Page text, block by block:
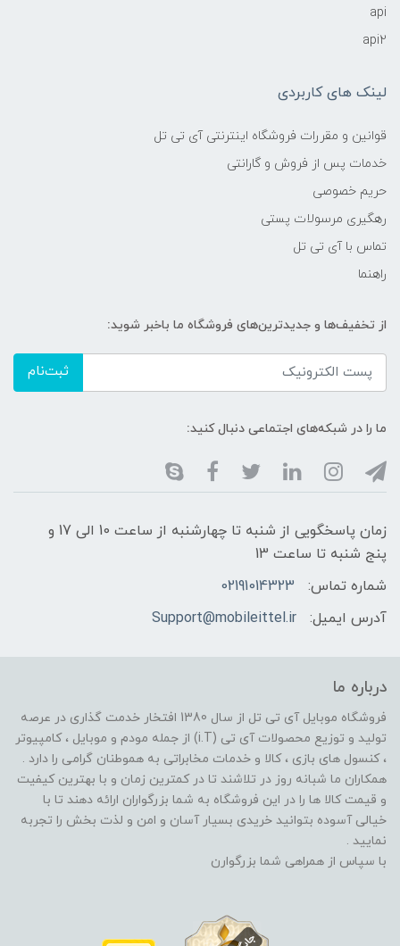
api
api2
لینک های کاربردی
قوانین و مقررات فروشگاه اینترنتی آی تی تل
خدمات پس از فروش و گارانتی
حریم خصوصی
رهگیری مرسولات پستی
تماس با آی تی تل
راهنما
از تخفیف‌ها و جدیدترین‌های فروشگاه ما باخبر شوید:
ثبت‌نام
ما را در شبکه‌های اجتماعی دنبال کنید:
زمان پاسخگویی از شنبه تا چهارشنبه از ساعت 10 الی 17 و
پنج شنبه تا ساعت 13
شماره تماس:
02191014323
آدرس ایمیل:
Support@mobileittel.ir
درباره ما
فروشگاه موبایل آی تی تل از سال 1380 افتخار خدمت گذاری در عرصه
تولید و توزیع محصولات آی تی (i.T) از جمله مودم و موبایل ، کامپیوتر
، کنسول های بازی ، کالا و خدمات مخابراتی به هموطنان گرامی را دارد .
همکاران ما شبانه روز در تلاشند تا در کمترین زمان و با بهترین کیفیت
و قیمت کالا ها را در این فروشگاه به شما بزرگواران ارائه دهند تا با
خیالی آسوده بتوانید خریدی بسیار آسان و امن و لذت بخش را تجربه
نمایید .
با سپاس از همراهی شما بزرگوارن